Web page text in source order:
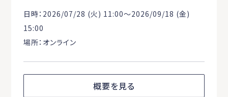
日時：2026/07/28 (火) 11:00〜2026/09/18 (金)
15:00
場所：オンライン
概要を見る